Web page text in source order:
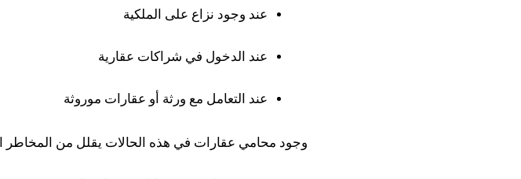
عند وجود نزاع على الملكية
عند الدخول في شراكات عقارية
عند التعامل مع ورثة أو عقارات موروثة
وجود محامي عقارات في هذه الحالات يقلل من المخاطر